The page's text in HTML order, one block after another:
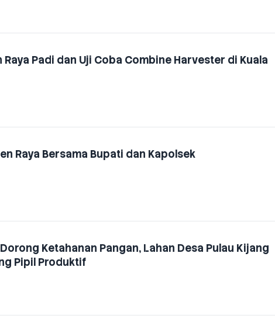
Padi dan Uji Coba Combine Harvester di Kuala
Raya Bersama Bupati dan Kapolsek
Ketahanan Pangan, Lahan Desa Pulau Kijang
Pipil Produktif